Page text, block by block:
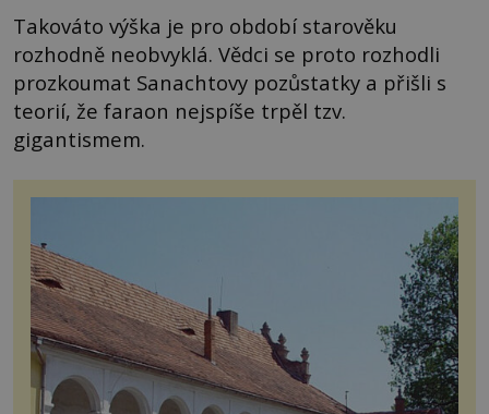
Takováto výška je pro období starověku
rozhodně neobvyklá. Vědci se proto rozhodli
prozkoumat Sanachtovy pozůstatky a přišli s
teorií, že faraon nejspíše trpěl tzv.
gigantismem.